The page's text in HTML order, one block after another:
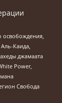
освобождения,
Каида,
джамаата
Power,
Свобода